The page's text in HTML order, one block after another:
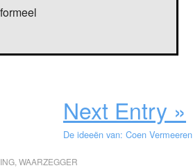
Next Entry »
De ideeën van: Coen Vermeeren
WAARZEGGER